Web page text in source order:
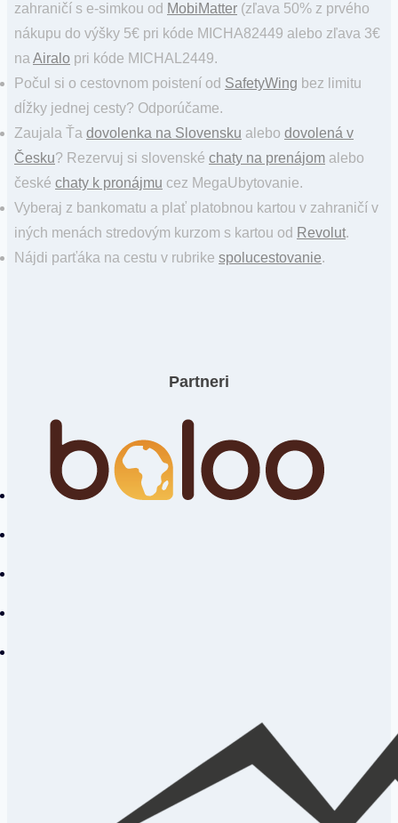
zahraničí s e-simkou od MobiMatter (zľava 50% z prvého
nákupu do výšky 5€ pri kóde MICHA82449 alebo zľava 3€
na Airalo pri kóde MICHAL2449.
Počul si o cestovnom poistení od SafetyWing bez limitu
dĺžky jednej cesty? Odporúčame.
Zaujala Ťa dovolenka na Slovensku alebo dovolená v
Česku? Rezervuj si slovenské chaty na prenájom alebo
české chaty k pronájmu cez MegaUbytovanie.
Vyberaj z bankomatu a plať platobnou kartou v zahraničí v
iných menách stredovým kurzom s kartou od Revolut.
Nájdi parťáka na cestu v rubrike spolucestovanie.
Partneri